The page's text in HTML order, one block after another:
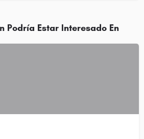
Podría Estar Interesado En